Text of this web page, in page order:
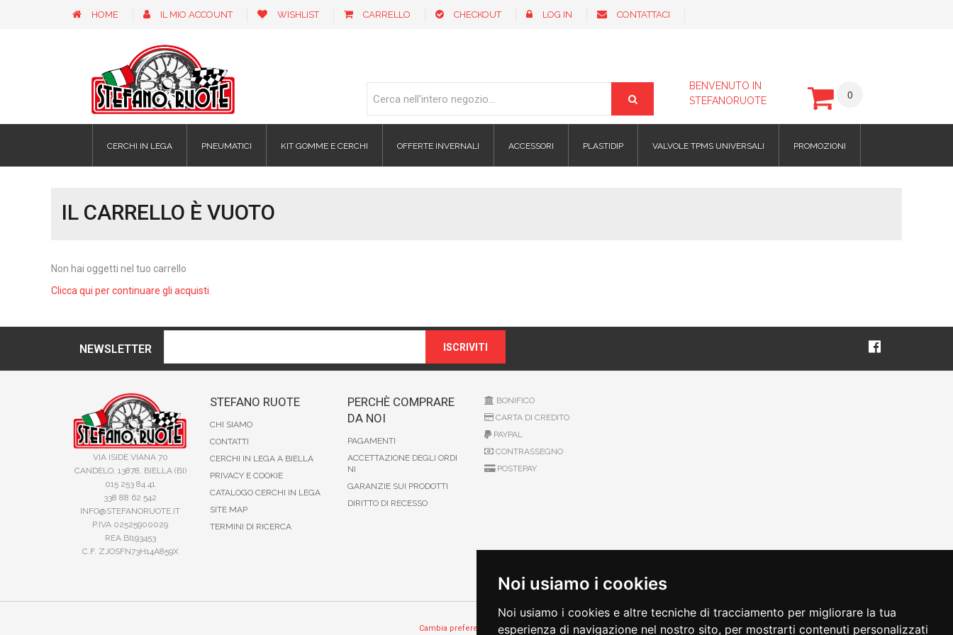
Noi usiamo i cookies
Noi usiamo i cookies e altre tecniche di tracciamento per migliorare la tua
esperienza di navigazione nel nostro sito, per mostrarti contenuti personalizzati
HOME IL MIO ACCOUNT WISHLIST CARRELLO CHECKOUT LOG IN CONTATTACI
BENVENUTO IN
STEFANORUOTE
0
CERCHI IN LEGA PNEUMATICI KIT GOMME E CERCHI OFFERTE INVERNALI ACCESSORI PLASTIDIP VALVOLE TPMS UNIVERSALI PROMOZIONI
IL CARRELLO È VUOTO
Non hai oggetti nel tuo carrello
Clicca qui per continuare gli acquisti.
NEWSLETTER ISCRIVITI
VIA ISIDE VIANA 70
CANDELO, 13878, BIELLA (BI)
015 253 84 41
338 88 62 542
INFO@STEFANORUOTE.IT
P.IVA 02525900029
REA BI193453
C.F. ZJOSFN73H14A859X
STEFANO RUOTE
CHI SIAMO
CONTATTI
CERCHI IN LEGA A BIELLA
PRIVACY E COOKIE
CATALOGO CERCHI IN LEGA
SITE MAP
TERMINI DI RICERCA
PERCHÈ COMPRARE
DA NOI
PAGAMENTI
ACCETTAZIONE DEGLI ORDI
NI
GARANZIE SUI PRODOTTI
DIRITTO DI RECESSO
BONIFICO
CARTA DI CREDITO
PAYPAL
CONTRASSEGNO
POSTEPAY
Cambia preferenze sui cookie